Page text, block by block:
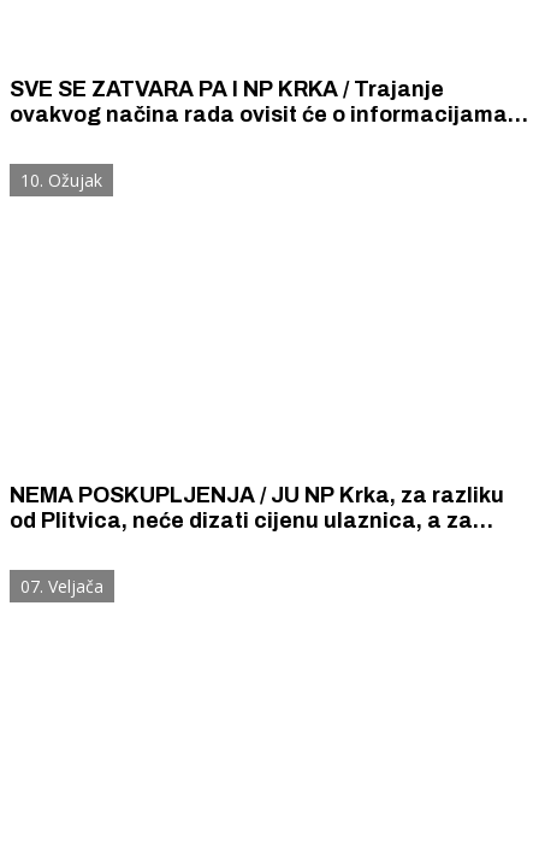
SVE SE ZATVARA PA I NP KRKA / Trajanje
ovakvog načina rada ovisit će o informacijama i
zaštite.
10. Ožujak
NEMA POSKUPLJENJA / JU NP Krka, za razliku
od Plitvica, neće dizati cijenu ulaznica, a za
07. Veljača